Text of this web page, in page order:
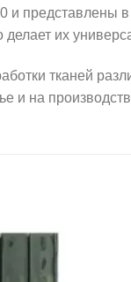
представлены в
делает их
тканей
и на